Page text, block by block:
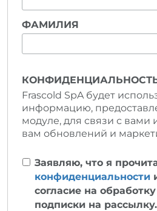
ФАМИЛИЯ
Frascold SpA будет
информацию,
модуле, для связи с вами
вам обновлений и
Заявляю, что я
конфиденциальности
согласие на
подписки на рассылку.